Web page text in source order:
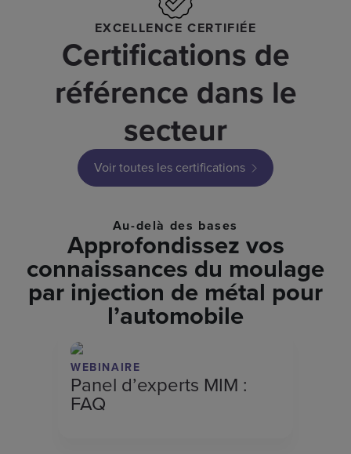
EXCELLENCE CERTIFIÉE
Certifications de
référence dans le
secteur
Voir toutes les certifications
Au-delà des bases
Approfondissez vos
connaissances du moulage
par injection de métal pour
l’automobile
WEBINAIRE
Panel d’experts MIM :
FAQ